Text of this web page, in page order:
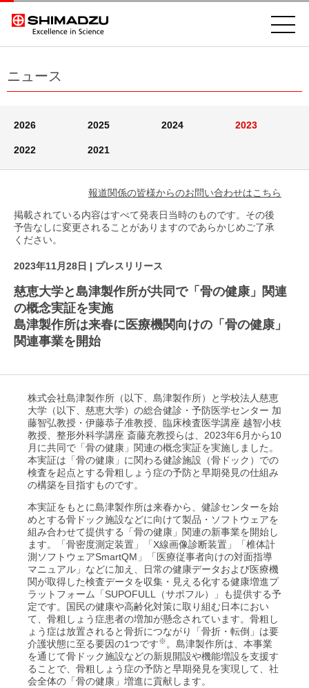
ニュース
2026 2025 2024 2023
2022 2021
報道関係の皆様からのお問い合わせはこちら
掲載されている内容はすべて発表日当時のものです。その後
予告なしに変更されることがありますのであらかじめご了承
ください。
2023年11月28日 | プレスリリース
慈恵大学と島津製作所が共同で「骨の健康」関連
の概念実証を実施
島津製作所は来春に医療機関向けの「骨の健康」
関連事業を開始
株式会社島津製作所（以下、島津製作所）と学校法人慈恵
大学（以下、慈恵大学）の総合健診・予防医学センター 加
藤智弘教授・伊藤恭子准教授、臨床検査医学講座 越智小枝
教授、整形外科学講座 斎藤充教授らは、2023年6月から10
月に共同で「骨の健康」関連の概念実証を実施しました。
本実証は「骨の健康」に関わる健診施設（骨ドック）での
検査を起点とする骨粗しょう症の予防と早期発見の仕組み
の構築を目指すものです。
本実証をもとに島津製作所は来春から、健診センターを始
めとする骨ドック施設などに向けて製品・ソフトウェアを
組み合わせて提供する「骨の健康」関連の新事業を開始し
ます。「骨密度測定装置」「X線画像診断装置」「椎体計
測ソフトウェアSmartQM」「医療従事者向けの対面指導
マニュアル」などに加え、日常の健康データおよび医療機
関が取得した検査データを収集・見える化する健康増進プ
ラットフォーム「SUPOFULL（サポフル）」も提供する予
定です。国民の健康や高齢化対策に取り組む日本におい
て、骨粗しょう症患者の増加が懸念されています。骨粗し
ょう症は放置されると骨折につながり「骨折・転倒」は要
介護状態に至る要因の1つです※。島津製作所は、本事業
を通じて骨ドック施設などの新規開設や機能増設を支援す
ることで、骨粗しょう症の予防と早期発見を実現して、社
会全体の「骨の健康」増進に貢献します。